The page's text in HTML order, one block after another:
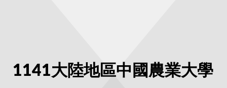
1141大陸地區中國農業大學